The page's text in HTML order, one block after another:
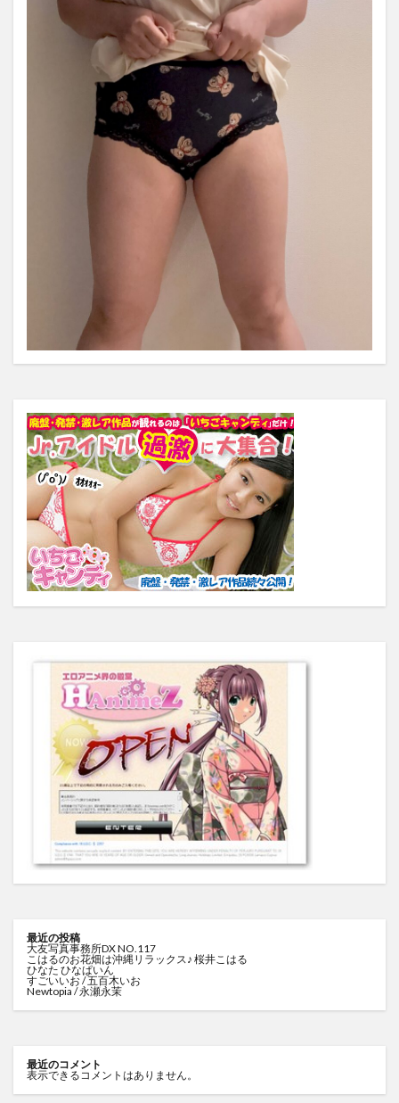
最近の投稿
大友写真事務所DX NO.117
こはるのお花畑は沖縄リラックス♪ 桜井こはる
ひなた ひなぱいん
すごいいお / 五百木いお
Newtopia / 永瀬永茉
最近のコメント
表示できるコメントはありません。